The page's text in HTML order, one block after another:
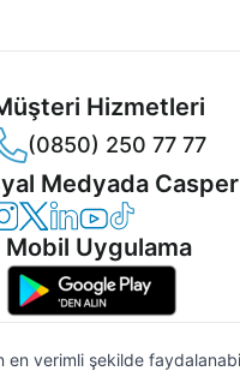
Hizmetleri
(0850) 250 77 77
Medyada Casper
Facebook
Instagram
Casper Twitter
Casper LinkedIn
Casper YouTube
Casper TikTok
Mobil Uygulama
en verimli şekilde